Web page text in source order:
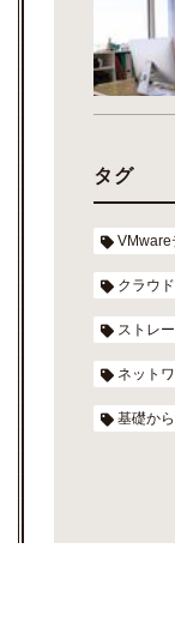
タグ
VMware
クラウ
ストレ
ネット
基礎か